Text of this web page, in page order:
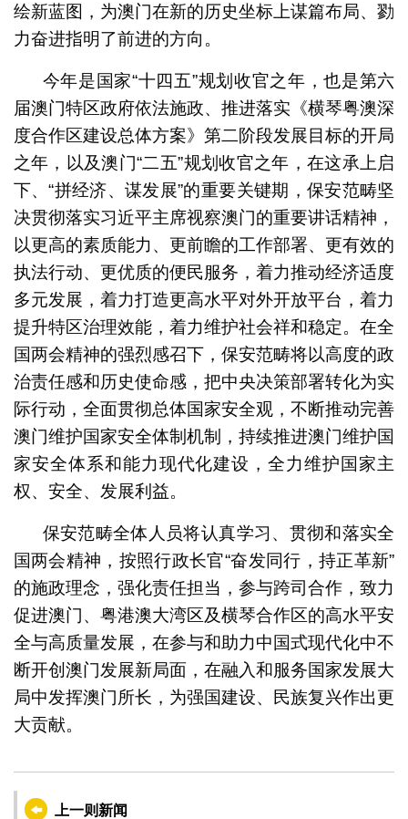
绘新蓝图，为澳门在新的历史坐标上谋篇布局、勠
力奋进指明了前进的方向。
今年是国家“十四五”规划收官之年，也是第六
届澳门特区政府依法施政、推进落实《横琴粤澳深
度合作区建设总体方案》第二阶段发展目标的开局
之年，以及澳门“二五”规划收官之年，在这承上启
下、“拼经济、谋发展”的重要关键期，保安范畴坚
决贯彻落实习近平主席视察澳门的重要讲话精神，
以更高的素质能力、更前瞻的工作部署、更有效的
执法行动、更优质的便民服务，着力推动经济适度
多元发展，着力打造更高水平对外开放平台，着力
提升特区治理效能，着力维护社会祥和稳定。在全
国两会精神的强烈感召下，保安范畴将以高度的政
治责任感和历史使命感，把中央决策部署转化为实
际行动，全面贯彻总体国家安全观，不断推动完善
澳门维护国家安全体制机制，持续推进澳门维护国
家安全体系和能力现代化建设，全力维护国家主
权、安全、发展利益。
保安范畴全体人员将认真学习、贯彻和落实全
国两会精神，按照行政长官“奋发同行，持正革新”
的施政理念，强化责任担当，参与跨司合作，致力
促进澳门、粤港澳大湾区及横琴合作区的高水平安
全与高质量发展，在参与和助力中国式现代化中不
断开创澳门发展新局面，在融入和服务国家发展大
局中发挥澳门所长，为强国建设、民族复兴作出更
大贡献。
上一则新闻